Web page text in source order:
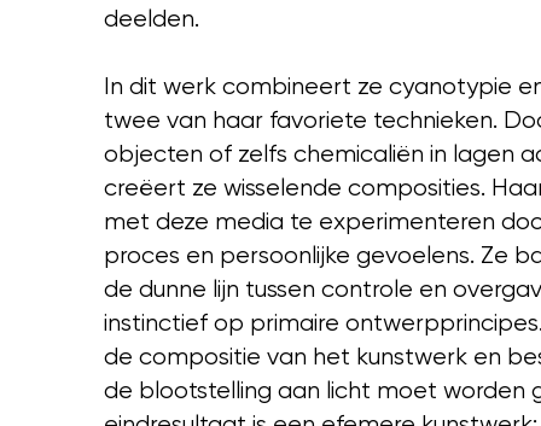
deelden.
In dit werk combineert ze cyanotypie
twee van haar favoriete technieken.
objecten of zelfs chemicaliën in lagen
creëert ze wisselende composities.
met deze media te experimenteren
proces en persoonlijke gevoelens. Ze
de dunne lijn tussen controle en
instinctief op primaire
de compositie van het kunstwerk en
de blootstelling aan licht moet worden